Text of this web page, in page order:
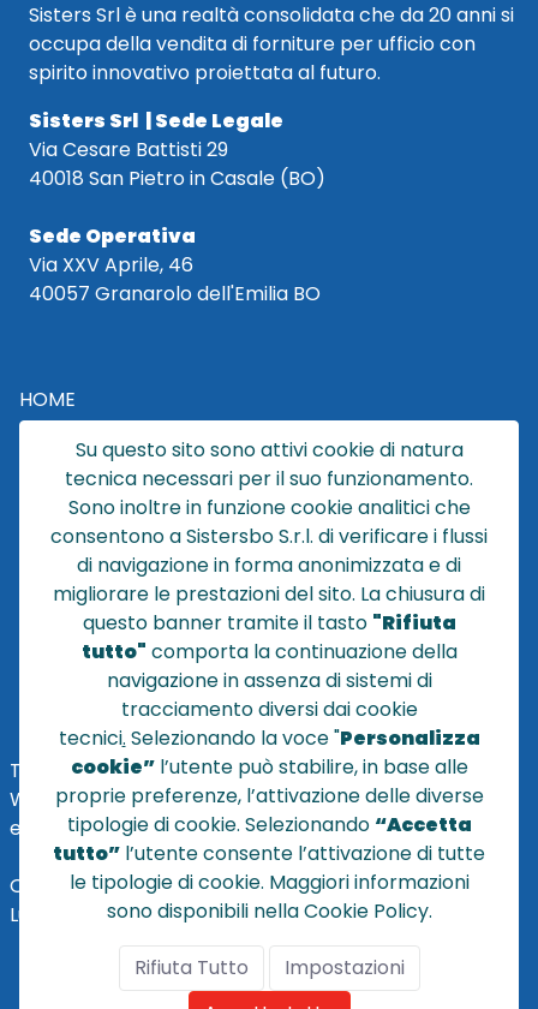
Sisters Srl è una realtà consolidata che da 20 anni si
occupa della vendita di forniture per ufficio con
spirito innovativo proiettata al futuro.
Sisters Srl | Sede Legale
Via Cesare Battisti 29
40018 San Pietro in Casale (BO)
Sede Operativa
Via XXV Aprile, 46
40057 Granarolo dell'Emilia BO
HOME
CATALOGO
CHI SIAMO
NEWS
CONTATTACI
CONDIZIONI DI VENDITA
POLICY PRIVACY
NOTE LEGALI
TEL
+39 051 320210
WHATSAPP:+39345 7201724
eMai
vendite@sistersbo.it
Orari Uffici:
Lun - Ven: 08:30 - 18:00
Su questo sito sono attivi cookie di natura
tecnica necessari per il suo funzionamento.
Sono inoltre in funzione cookie analitici che
consentono a Sistersbo S.r.l. di verificare i flussi
di navigazione in forma anonimizzata e di
migliorare le prestazioni del sito. La chiusura di
questo banner tramite il tasto "Rifiuta
tutto" comporta la continuazione della
navigazione in assenza di sistemi di
tracciamento diversi dai cookie
tecnici. Selezionando la voce "Personalizza
cookie”l’utente può stabilire, in base alle
proprie preferenze, l’attivazione delle diverse
tipologie di cookie. Selezionando “Accetta
tutto” l’utente consente l’attivazione di tutte
le tipologie di cookie. Maggiori informazioni
sono disponibili nella Cookie Policy.
Rifiuta Tutto
Impostazioni